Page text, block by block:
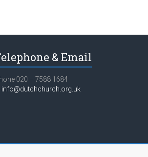
& Email
020 – 7588 1684
info@dutchchurch.org.uk